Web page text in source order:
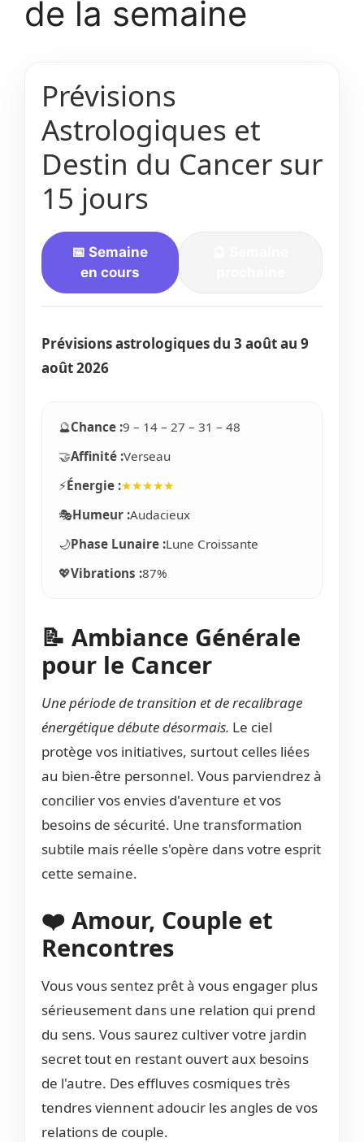
de la semaine
Prévisions
Astrologiques et
Destin du Cancer sur
15 jours
📅 Semaine
en cours
Prévisions astrologiques du 3 aoûtau 9
août 2026
🔮Chance :9 – 14 – 27 – 31 – 48
🤝Affinité :Verseau
⚡Énergie :★★★★★
🎭Humeur :Audacieux
🌙Phase Lunaire :Lune Croissante
💖Vibrations :87%
📝 Ambiance Générale
pour le Cancer
Une période de transition et de recalibrage
énergétique débute désormais. Le ciel
protège vos initiatives, surtout celles liées
au bien-être personnel. Vous parviendrez à
concilier vos envies d'aventure et vos
besoins de sécurité. Une transformation
subtile mais réelle s'opère dans votre esprit
cette semaine.
❤️ Amour, Couple et
Rencontres
Vous vous sentez prêt à vous engager plus
sérieusement dans une relation qui prend
du sens. Vous saurez cultiver votre jardin
secret tout en restant ouvert aux besoins
de l'autre. Des effluves cosmiques très
tendres viennent adoucir les angles de vos
relations de couple.